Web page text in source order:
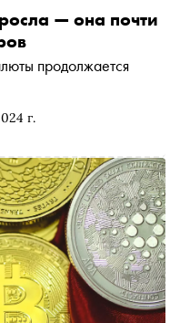
г.
— она почти
продолжается